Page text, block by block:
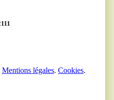
Mentions légales. Cookies.